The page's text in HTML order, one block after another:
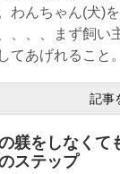
わんちゃん(犬)
、、、まず飼い
てあげれること
記事
躾をしなくて
ステップ